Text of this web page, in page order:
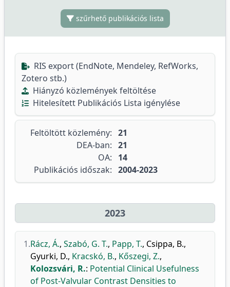
szűrhető publikációs lista
RIS export (EndNote, Mendeley, RefWorks,
Zotero stb.)
Hiányzó közlemények feltöltése
Hitelesített Publikációs Lista igénylése
Feltöltött közlemény: 21
DEA-ban: 21
OA:
14
Publikációs időszak: 2004-2023
2023
1.Rácz, Á., Szabó, G. T., Papp, T., Csippa, B.,
Gyurki, D., Kracskó, B., Kőszegi, Z.,
Kolozsvári, R.: Potential Clinical Usefulness
of Post-Valvular Contrast Densities to